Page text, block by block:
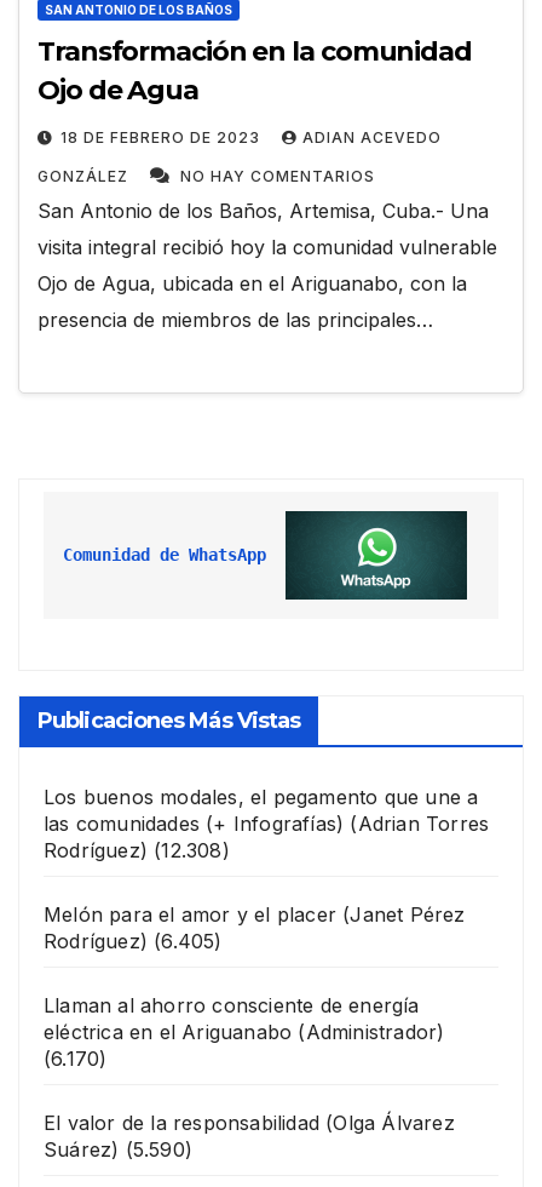
SAN ANTONIO DE LOS BAÑOS
Transformación en la comunidad
Ojo de Agua
18 DE FEBRERO DE 2023 ADIAN ACEVEDO
GONZÁLEZ NO HAY COMENTARIOS
San Antonio de los Baños, Artemisa, Cuba.- Una
visita integral recibió hoy la comunidad vulnerable
Ojo de Agua, ubicada en el Ariguanabo, con la
presencia de miembros de las principales…
Comunidad de WhatsApp
Publicaciones Más Vistas
Los buenos modales, el pegamento que une a
las comunidades (+ Infografías) (Adrian Torres
Rodríguez) (12.308)
Melón para el amor y el placer (Janet Pérez
Rodríguez) (6.405)
Llaman al ahorro consciente de energía
eléctrica en el Ariguanabo (Administrador)
(6.170)
El valor de la responsabilidad (Olga Álvarez
Suárez) (5.590)